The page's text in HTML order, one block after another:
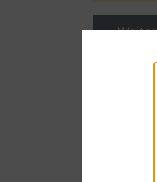
Weiter